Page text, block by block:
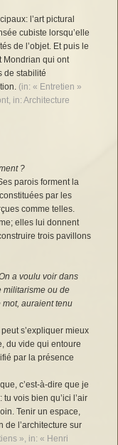
l’art pictural
cubiste lorsqu’elle
de l’objet. Et puis le
Mondrian qui ont
de stabilité
(in: « Entretien »
in: Architecture
?
parois forment la
par les
comme telles.
elles lui donnent
trois pavillons
a voulu voir dans
militarisme ou de
auraient tenu
s’expliquer mieux
du vide qui entoure
par la présence
c’est-à-dire que je
vois bien qu’ici l’air
Tenir un espace,
de l’architecture sur
», in: « Henri